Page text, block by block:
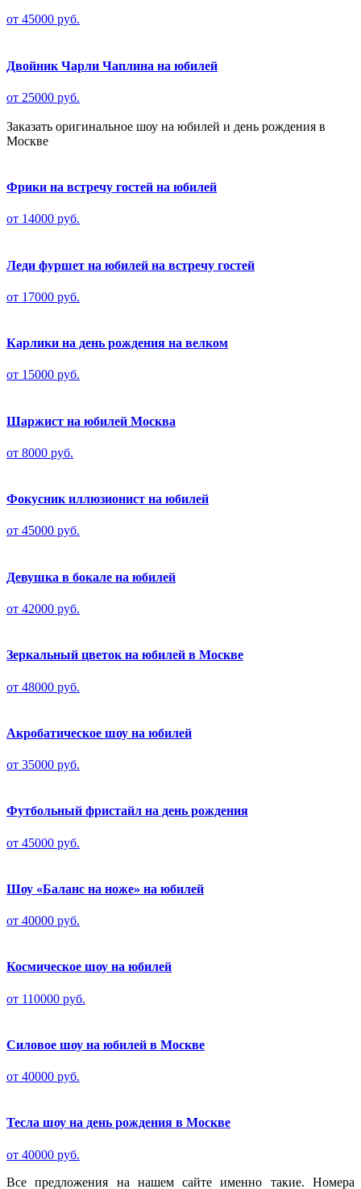
от 45000 руб.
Двойник Чарли Чаплина на юбилей
от 25000 руб.
Заказать оригинальное шоу на юбилей и день рождения в
Москве
Фрики на встречу гостей на юбилей
от 14000 руб.
Леди фуршет на юбилей на встречу гостей
от 17000 руб.
Карлики на день рождения на велком
от 15000 руб.
Шаржист на юбилей Москва
от 8000 руб.
Фокусник иллюзионист на юбилей
от 45000 руб.
Девушка в бокале на юбилей
от 42000 руб.
Зеркальный цветок на юбилей в Москве
от 48000 руб.
Акробатическое шоу на юбилей
от 35000 руб.
Футбольный фристайл на день рождения
от 45000 руб.
Шоу «Баланс на ноже» на юбилей
от 40000 руб.
Космическое шоу на юбилей
от 110000 руб.
Силовое шоу на юбилей в Москве
от 40000 руб.
Тесла шоу на день рождения в Москве
от 40000 руб.
Все предложения на нашем сайте именно такие. Номера